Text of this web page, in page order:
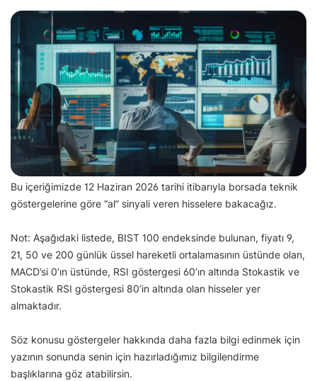
Bu içeriğimizde 12 Haziran 2026 tarihi itibarıyla borsada teknik
göstergelerine göre “al” sinyali veren hisselere bakacağız.
Not: Aşağıdaki listede, BIST 100 endeksinde bulunan, fiyatı 9,
21, 50 ve 200 günlük üssel hareketli ortalamasının üstünde olan,
MACD’si 0’ın üstünde, RSI göstergesi 60’ın altında Stokastik ve
Stokastik RSI göstergesi 80’in altında olan hisseler yer
almaktadır.
Söz konusu göstergeler hakkında daha fazla bilgi edinmek için
yazının sonunda senin için hazırladığımız bilgilendirme
başlıklarına göz atabilirsin.